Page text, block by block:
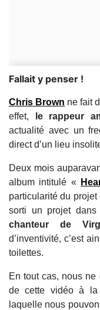
Fallait y penser !
Chris Brown ne fait
effet, le rappeur
actualité avec un
direct d’un lieu
Deux mois
album intitulé «
particularité du
sorti un projet dans
chanteur de
d’inventivité, c’est
toilettes.
En tout cas, nous
de cette vidéo à la
laquelle nous